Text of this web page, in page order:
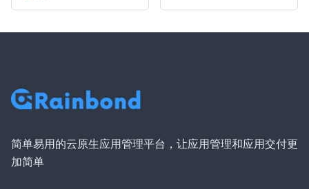
简单易用的云原生应用管理平台，让应用管理和应用交付更
加简单